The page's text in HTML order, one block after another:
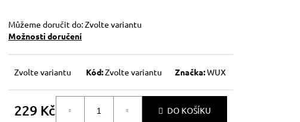
Můžeme doručit do:Zvolte variantu
Možnosti doručení
Zvolte variantu Kód:Zvolte variantu Značka:WUX
229 Kč DO KOŠÍKU